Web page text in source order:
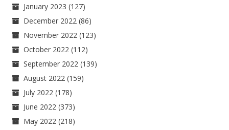
January 2023 (127)
December 2022 (86)
November 2022 (123)
October 2022 (112)
September 2022 (139)
August 2022 (159)
July 2022 (178)
June 2022 (373)
May 2022 (218)